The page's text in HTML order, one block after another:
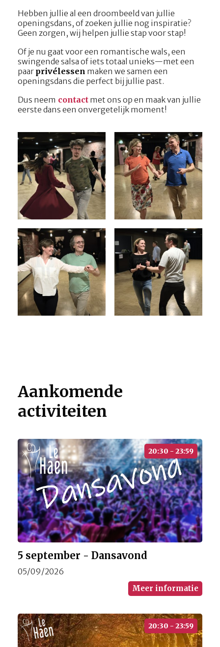
Hebben jullie al een droombeeld van jullie
openingsdans, of zoeken jullie nog inspiratie?
Geen zorgen, wij helpen jullie stap voor stap!
Of je nu gaat voor een romantische wals, een
swingende salsa of iets totaal unieks—met een
paar privélessen maken we samen een
openingsdans die perfect bij jullie past.
Dus neem contact met ons op en maak van jullie
eerste dans een onvergetelijk moment!
Aankomende
activiteiten
5 september - Dansavond
05/09/2026
20:30 - 23:59
Meer informatie
20:30 - 23:59